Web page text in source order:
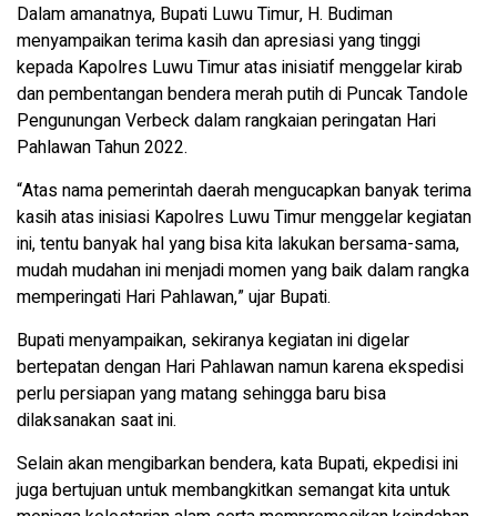
Dalam amanatnya, Bupati Luwu Timur, H. Budiman
menyampaikan terima kasih dan apresiasi yang tinggi
kepada Kapolres Luwu Timur atas inisiatif menggelar kirab
dan pembentangan bendera merah putih di Puncak Tandole
Pengunungan Verbeck dalam rangkaian peringatan Hari
Pahlawan Tahun 2022.
“Atas nama pemerintah daerah mengucapkan banyak terima
kasih atas inisiasi Kapolres Luwu Timur menggelar kegiatan
ini, tentu banyak hal yang bisa kita lakukan bersama-sama,
mudah mudahan ini menjadi momen yang baik dalam rangka
memperingati Hari Pahlawan,” ujar Bupati.
Bupati menyampaikan, sekiranya kegiatan ini digelar
bertepatan dengan Hari Pahlawan namun karena ekspedisi
perlu persiapan yang matang sehingga baru bisa
dilaksanakan saat ini.
Selain akan mengibarkan bendera, kata Bupati, ekpedisi ini
juga bertujuan untuk membangkitkan semangat kita untuk